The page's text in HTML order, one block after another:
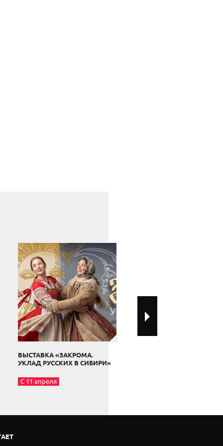
ВЫСТАВКА «ЗАКРОМА.
УКЛАД РУССКИХ В СИБИРИ»
С 11 апреля